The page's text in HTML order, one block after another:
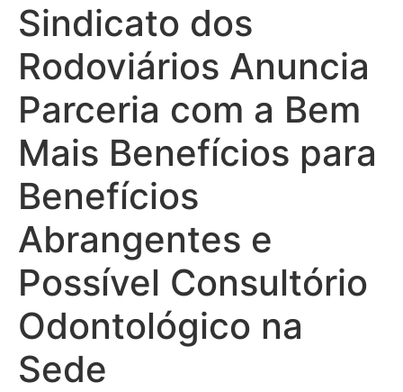
Sindicato dos
Rodoviários Anuncia
Parceria com a Bem
Mais Benefícios para
Benefícios
Abrangentes e
Possível Consultório
Odontológico na
Sede